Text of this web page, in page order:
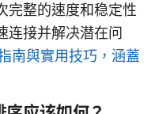
完整的速度和稳定性
连接并解决潜在问
南與實用技巧，涵蓋